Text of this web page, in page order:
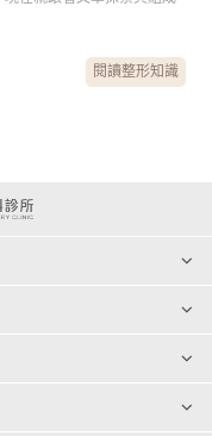
閱讀整形知識